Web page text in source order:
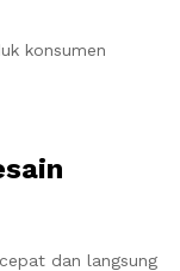
konsumen
dan langsung